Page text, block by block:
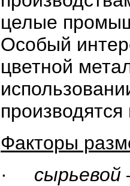
целые
Особый
цветной
Факторы
· сырьевой